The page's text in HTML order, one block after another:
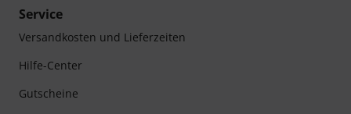
Service
Versandkosten und Lieferzeiten
Hilfe-Center
Gutscheine